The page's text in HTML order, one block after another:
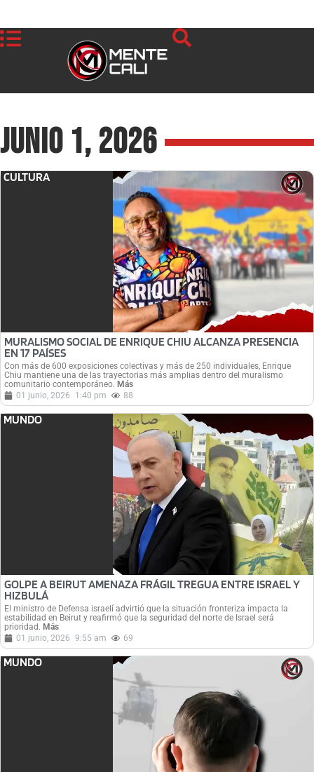
junio 1, 2026
CULTURA
MURALISMO SOCIAL DE ENRIQUE CHIU ALCANZA PRESENCIA
EN 17 PAÍSES
Con más de 600 exposiciones colectivas y más de 250 individuales, Enrique
Chiu mantiene una de las trayectorias más amplias dentro del muralismo
comunitario contemporáneo. Más
01 junio, 2026
1:40 pm 88
MUNDO
GOLPE A BEIRUT AMENAZA FRÁGIL TREGUA ENTRE ISRAEL Y
HIZBULÁ
El ministro de Defensa israelí advirtió que la situación fronteriza impacta la
estabilidad en Beirut y reafirmó que la seguridad del norte de Israel será
prioridad. Más
01 junio, 2026 9:55 am 69
MUNDO